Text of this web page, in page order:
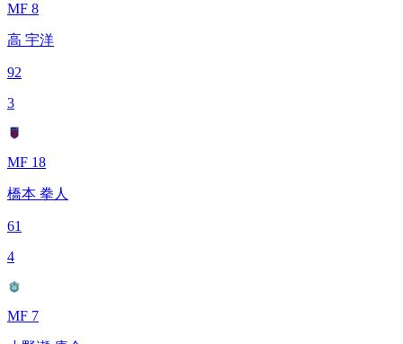
MF 8
高 宇洋
92
3
MF 18
橋本 拳人
61
4
MF 7